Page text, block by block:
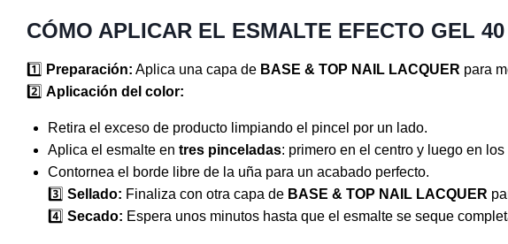
CÓMO APLICAR EL ESMALTE EFECTO GEL
1️⃣ Preparación: Aplica una capa de BASE & TOP NAIL LACQUER para
2️⃣ Aplicación del color:
Retira el exceso de producto limpiando el pincel por un lado.
Aplica el esmalte en tres pinceladas: primero en el centro y luego en los
Contornea el borde libre de la uña para un acabado perfecto.
3️⃣ Sellado: Finaliza con otra capa de BASE & TOP NAIL LACQUER
4️⃣ Secado: Espera unos minutos hasta que el esmalte se seque